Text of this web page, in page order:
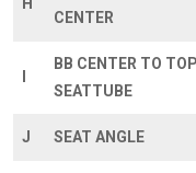
H
CENTER
BB CENTER TO
SEATTUBE
J SEAT ANGLE